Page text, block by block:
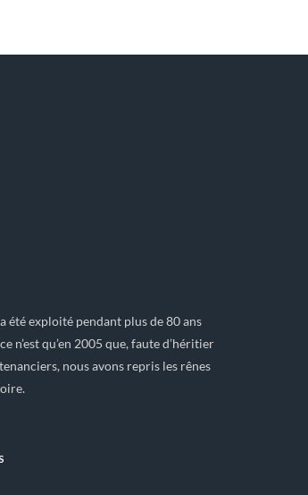
été exploité pendant plus de 80 ans
n’est qu’en 2005 que, faute d’héritier
nous avons repris les rênes